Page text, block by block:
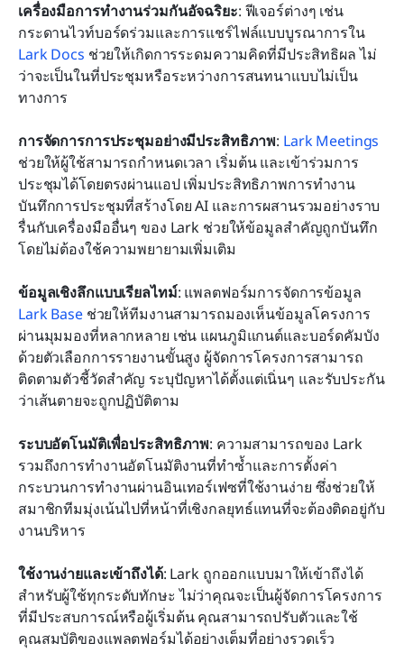
เครื่องมือการทำงานร่วมกันอัจฉริยะ: ฟีเจอร์ต่างๆ เช่น
กระดานไวท์บอร์ดร่วมและการแชร์ไฟล์แบบบูรณาการใน
Lark Docs ช่วยให้เกิดการระดมความคิดที่มีประสิทธิผล ไม่
ว่าจะเป็นในที่ประชุมหรือระหว่างการสนทนาแบบไม่เป็น
ทางการ
การจัดการการประชุมอย่างมีประสิทธิภาพ: Lark Meetings
ช่วยให้ผู้ใช้สามารถกำหนดเวลา เริ่มต้น และเข้าร่วมการ
ประชุมได้โดยตรงผ่านแอป เพิ่มประสิทธิภาพการทำงาน
บันทึกการประชุมที่สร้างโดย AI และการผสานรวมอย่างราบ
รื่นกับเครื่องมืออื่นๆ ของ Lark ช่วยให้ข้อมูลสำคัญถูกบันทึก
โดยไม่ต้องใช้ความพยายามเพิ่มเติม
ข้อมูลเชิงลึกแบบเรียลไทม์
Lark Base ช่วยให้ทีมงานสามารถมองเห็นข้อมูลโครงการ
ผ่านมุมมองที่หลากหลาย เช่น แผนภูมิแกนต์และบอร์ดคัมบัง
ด้วยตัวเลือกการรายงานขั้นสูง ผู้จัดการโครงการสามารถ
ติดตามตัวชี้วัดสำคัญ ระบุปัญหาได้ตั้งแต่เนิ่นๆ และรับประกัน
ว่าเส้นตายจะถูกปฏิบัติตาม
ระบบอัตโนมัติเพื่อประสิทธิภาพ: ความสามารถของ Lark
รวมถึงการทำงานอัตโนมัติงานที่ทำซ้ำและการตั้งค่า
กระบวนการทำงานผ่านอินเทอร์เฟซที่ใช้งานง่าย ซึ่งช่วยให้
สมาชิกทีมมุ่งเน้นไปที่หน้าที่เชิงกลยุทธ์แทนที่จะต้องติดอยู่กับ
งานบริหาร
ใช้งานง่ายและเข้าถึงได้: Lark ถูกออกแบบมาให้เข้าถึงได้
สำหรับผู้ใช้ทุกระดับทักษะ ไม่ว่าคุณจะเป็นผู้จัดการโครงการ
ที่มีประสบการณ์หรือผู้เริ่มต้น คุณสามารถปรับตัวและใช้
คุณสมบัติของแพลตฟอร์มได้อย่างเต็มที่อย่างรวดเร็ว